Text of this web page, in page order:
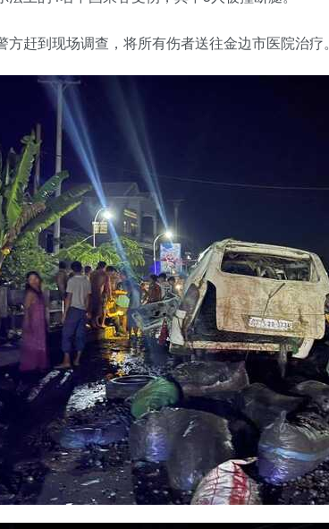
方赶到现场调查，将所有伤者送往金边市医院治疗。